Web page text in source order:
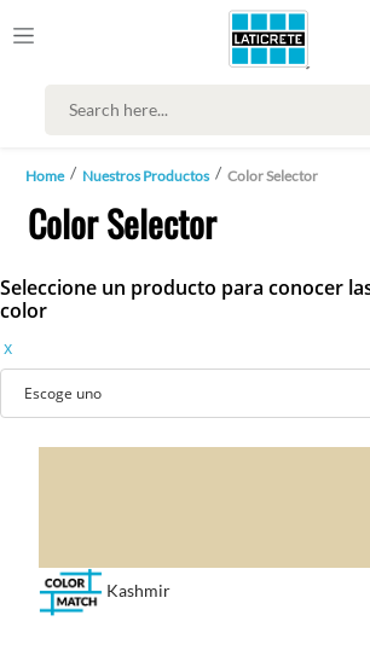
Home Nuestros Productos Color Selector
Color Selector
Seleccione un producto para conocer
color
x
Kashmir